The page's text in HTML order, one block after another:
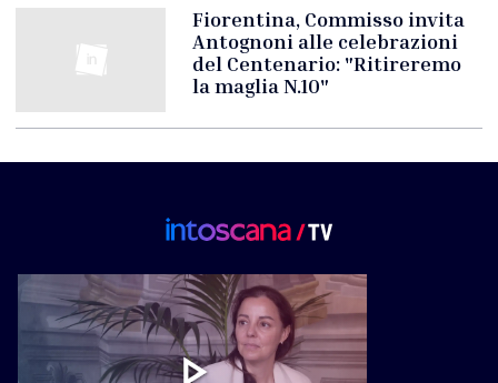
Fiorentina, Commisso invita
Antognoni alle celebrazioni
del Centenario: "Ritireremo
la maglia N.10"